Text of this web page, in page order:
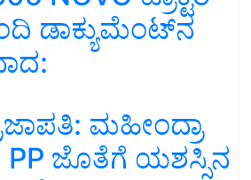
ಡಾಕ್ಯುಮೆಂಟ್‌ನ
ಮಹೀಂದ್ರಾ
PP ಜೊತೆಗೆ ಯಶಸ್ಸಿನ